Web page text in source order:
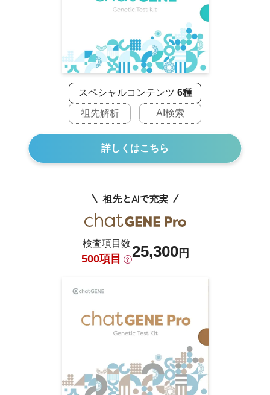
スペシャルコンテンツ 6種
祖先解析
AI検索
詳しくはこちら
祖先とAIで充実
検査項目数
500項目 ？ 25,300円